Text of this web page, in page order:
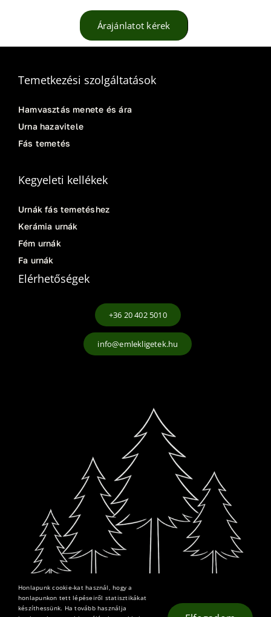
Árajánlatot kérek
Temetkezési szolgáltatások
Hamvasztás menete és ára
Urna hazavitele
Fás temetés
Kegyeleti kellékek
Urnák fás temetéshez
Kerámia urnák
Fém urnák
Fa urnák
Elérhetőségek
+36 20 402 5010
info@emlekligetek.hu
Honlapunk cookie-kat használ, hogy a
honlapunkon tett lépéseiről statisztikákat
készíthessünk. Ha tovább használja